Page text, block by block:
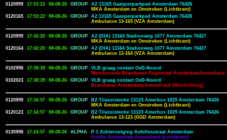
0120999 17:53:22 08-08-26 GROUP
A2 13165 Gaasperparkpad Amsterdam 76428
MKA Amsterdam en Omstreken (Lichtkrant)
0120165
17:53:22 08-08-26 GROUP
A2 13165 Gaasperparkpad Amsterdam 76428
Ambulance 13-165 (VZA Amsterdam)
0120999 17:42:20 08-08-26 GROUP
A2 (DIA) 13164 Stadionweg 1077 Amsterdam 76427
MKA Amsterdam en Omstreken (Lichtkrant)
0120164
17:42:20 08-08-26 GROUP
A2 (DIA) 13164 Stadionweg 1077 Amsterdam 76427
Ambulance 13-164 (VZA Amsterdam)
0102998 17:38:39 08-08-26 GROUP
VLB graag contact OvD-Noord
Monitorcode Brandweer Regionaal AmsterdamAmstelland
0102023
17:38:39 08-08-26 GROUP
VLB graag contact OvD-Noord
Brandweer Amsterdam-Amstelland (Voorlichting)
0120999 17:34:57 08-08-26 GROUP
B2 Tilassistentie 13123 Amerbos 1025 Amsterdam 76426
MKA Amsterdam en Omstreken (Lichtkrant)
0120123
17:34:57 08-08-26 GROUP
B2 Tilassistentie 13123 Amerbos 1025 Amsterdam 76426
Ambulance 13-123 (GGD Amsterdam)
0130998 17:24:57 08-08-26 ALPHA
P 1 Achtervolging Achillesstraat Amsterdam
Politie Amsterdam Amstelland (Lichtkrant)